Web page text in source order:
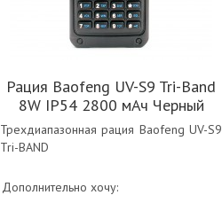
Рация Baofeng UV-S9 Tri-Band
8W IP54 2800 мАч Черный
Трехдиапазонная рация Baofeng UV-S9
Tri-BAND
Дополнительно хочу: